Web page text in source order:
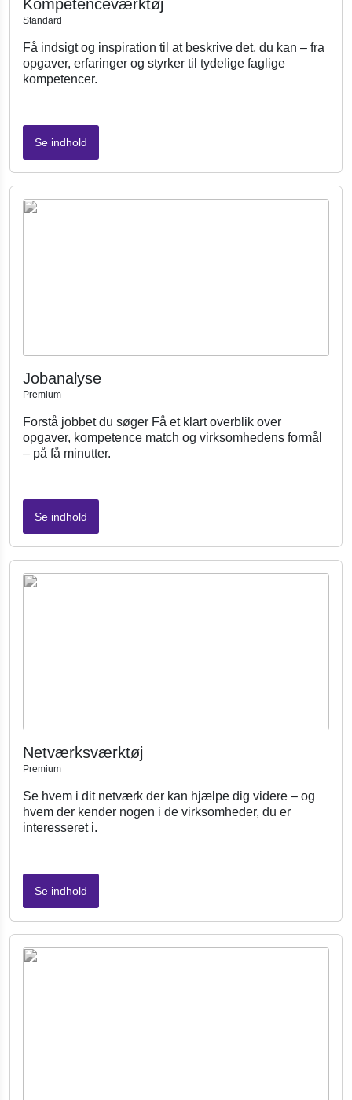
Kompetenceværktøj
Standard
Få indsigt og inspiration til at beskrive det, du kan – fra
opgaver, erfaringer og styrker til tydelige faglige
kompetencer.
Se indhold
Jobanalyse
Premium
Forstå jobbet du søger Få et klart overblik over
opgaver, kompetence match og virksomhedens formål
– på få minutter.
Se indhold
Netværksværktøj
Premium
Se hvem i dit netværk der kan hjælpe dig videre – og
hvem der kender nogen i de virksomheder, du er
interesseret i.
Se indhold